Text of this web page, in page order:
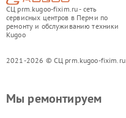
СЦ prm.kugoo-fixim.ru - сеть
сервисных центров в Перми по
ремонту и обслуживанию техники
Kugoo
2021-2026 © СЦ prm.kugoo-fixim.ru
Мы ремонтируем